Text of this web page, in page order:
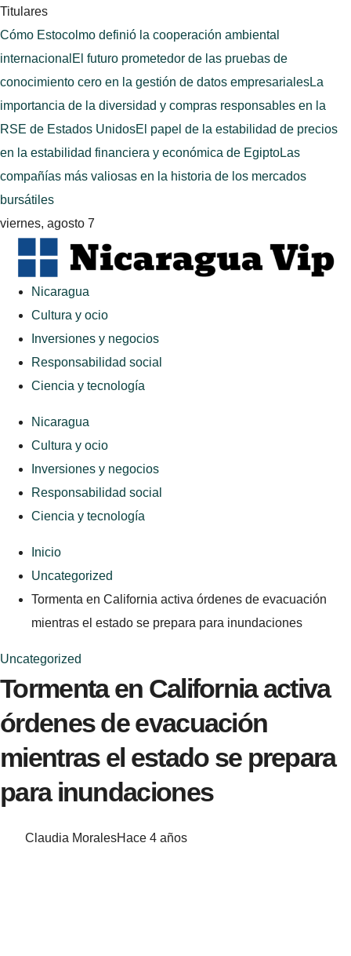
Titulares
Cómo Estocolmo definió la cooperación ambiental
internacional El futuro prometedor de las pruebas de
conocimiento cero en la gestión de datos empresarialesLa
importancia de la diversidad y compras responsables en la
RSE de Estados UnidosEl papel de la estabilidad de precios
en la estabilidad financiera y económica de EgiptoLas
compañías más valiosas en la historia de los mercados
bursátiles
viernes, agosto 7
Nicaragua
Cultura y ocio
Inversiones y negocios
Responsabilidad social
Ciencia y tecnología
Nicaragua
Cultura y ocio
Inversiones y negocios
Responsabilidad social
Ciencia y tecnología
Inicio
Uncategorized
Tormenta en California activa órdenes de evacuación
mientras el estado se prepara para inundaciones
Uncategorized
Tormenta en California activa
órdenes de evacuación
mientras el estado se prepara
para inundaciones
Claudia MoralesHace 4 años